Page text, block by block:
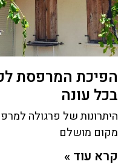
הפיכת המרפסת
בכל עונה
היתרונות של פרגולה
מקום מושלם
קרא עוד »